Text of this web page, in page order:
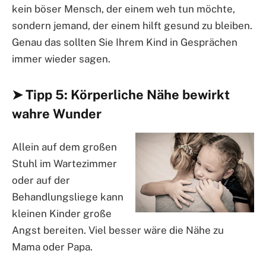
kein böser Mensch, der einem weh tun möchte,
sondern jemand, der einem hilft gesund zu bleiben.
Genau das sollten Sie Ihrem Kind in Gesprächen
immer wieder sagen.
➤ Tipp 5: Körperliche Nähe bewirkt
wahre Wunder
Allein auf dem großen
Stuhl im Wartezimmer
oder auf der
Behandlungsliege kann
kleinen Kinder große
Angst bereiten. Viel besser wäre die Nähe zu
Mama oder Papa.